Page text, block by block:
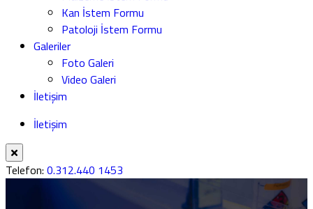
Kan İstem Formu
Patoloji İstem Formu
Galeriler
Foto Galeri
Video Galeri
İletişim
İletişim
Telefon: 0.312.440 1453